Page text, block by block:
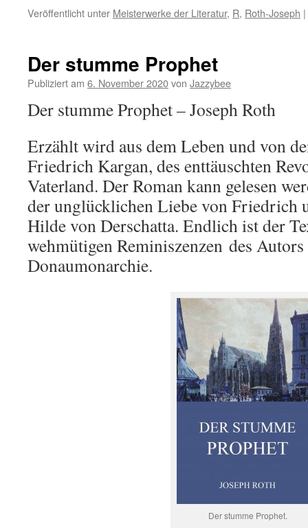
Veröffentlicht unter Meisterwerke der Literatur, R, Roth-Joseph |
Der stumme Prophet
Publiziert am 6. November 2020von Jazzybee
Der stumme Prophet – Joseph Roth
Erzählt wird aus dem Leben und von
Friedrich Kargan, des enttäuschten
Vaterland. Der Roman kann gelesen
der unglücklichen Liebe von Friedrich
Hilde von Derschatta. Endlich ist der
wehmütigen Reminiszenzen des Autors
Donaumonarchie.
Der stumme Prophet.